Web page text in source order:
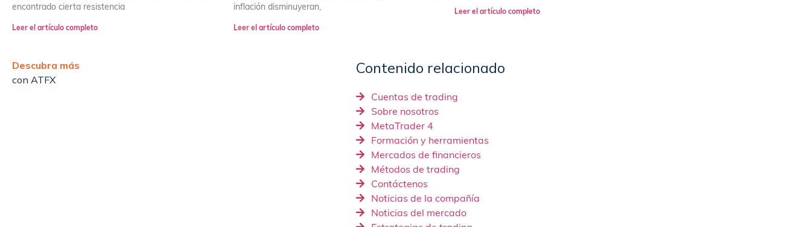
encontrado cierta resistencia
Leer el artículo completo
inflación disminuyeran,
Leer el artículo completo
Leer el artículo completo
Descubra más
con ATFX
Contenido relacionado
Cuentas de trading
Sobre nosotros
MetaTrader 4
Formación y herramientas
Mercados de financieros
Métodos de trading
Contáctenos
Noticias de la compañía
Noticias del mercado